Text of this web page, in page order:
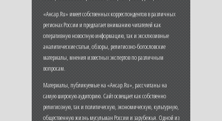
«Ансар.Ru» имеет собственных корреспондентов в различных
регионах России и предлагает вниманию читателей как
оперативную новостную информацию, так и эксклюзивные
аналитические статьи, обзоры, религиозно-богословские
материалы, мнения известных экспертов по различным
вопросам.
Материалы, публикуемые на «Ансар.Ru», рассчитаны на
самую широкую аудиторию. Сайт освещает как собственно
религиозную, так и политическую, экономическую, культурную,
общественную жизнь мусульман России и зарубежья. Одной из